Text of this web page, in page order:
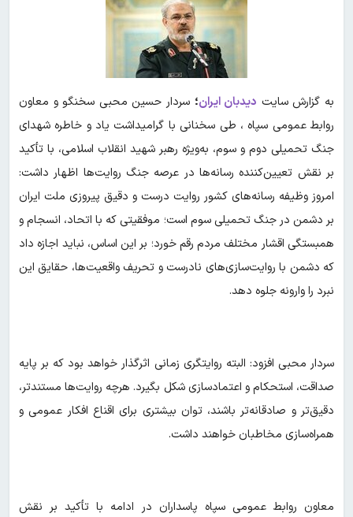
به گزارش سایت دیدبان ایران؛ سردار حسین محبی سخنگو و معاون
روابط عمومی سپاه ، طی سخنانی با گرامیداشت یاد و خاطره شهدای
جنگ تحمیلی دوم و سوم، به‌ویژه رهبر شهید انقلاب اسلامی، با تأکید
بر نقش تعیین‌کننده رسانه‌ها در عرصه جنگ روایت‌ها اظهار داشت:
امروز وظیفه رسانه‌های کشور روایت درست و دقیق پیروزی ملت ایران
بر دشمن در جنگ تحمیلی سوم است؛ موفقیتی که با اتحاد، انسجام و
همبستگی اقشار مختلف مردم رقم خورد؛ بر این اساس، نباید اجازه داد
که دشمن با روایت‌سازی‌های نادرست و تحریف واقعیت‌ها، حقایق این
نبرد را وارونه جلوه دهد.
سردار محبی افزود: البته روایتگری زمانی اثرگذار خواهد بود که بر پایه
صداقت، استحکام و اعتمادسازی شکل بگیرد. هرچه روایت‌ها مستندتر،
دقیق‌تر و صادقانه‌تر باشند، توان بیشتری برای اقناع افکار عمومی و
همراه‌سازی مخاطبان خواهند داشت.
معاون روابط عمومی سپاه پاسداران در ادامه با تأکید بر نقش